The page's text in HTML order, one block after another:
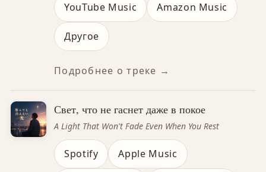
YouTube Music Amazon Music
Другое
Подробнее о треке →
Свет, что не гаснет даже в покое
A Light That Won't Fade Even When You Rest
Spotify Apple Music